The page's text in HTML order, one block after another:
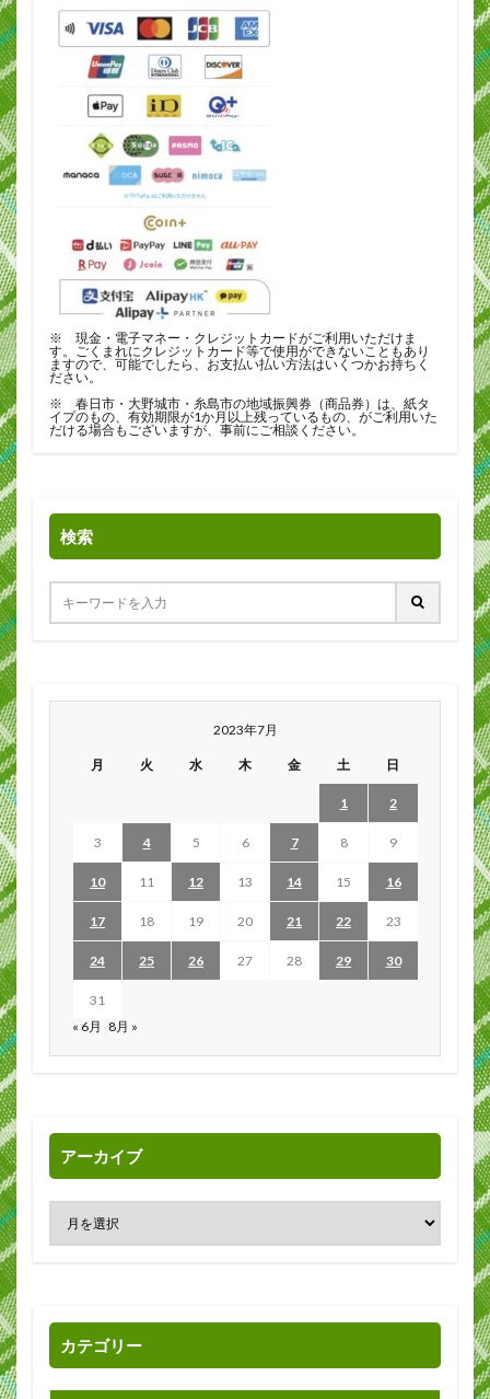
※ 現金・電子マネー・クレジットカードがご利用いただけま
す。ごくまれにクレジットカード等で使用ができないこともあり
ますので、可能でしたら、お支払い払い方法はいくつかお持ちく
ださい。
※ 春日市・大野城市・糸島市の地域振興券（商品券）は、紙タ
イプのもの、有効期限が1か月以上残っているもの、がご利用いた
だける場合もございますが、事前にご相談ください。
検索
2023年7月
月 火 水 木 金 土 日
1 2
3 4 5 6 7 8 9
10 11 12 13 14 15 16
17 18 19 20 21 22 23
24 25 26 27 28 29 30
31
« 6月 8月 »
アーカイブ
カテゴリー